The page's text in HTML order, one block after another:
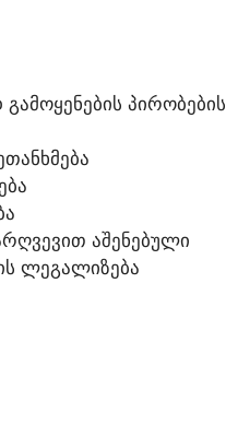
ᲞᲘᲠᲝᲑᲔᲑᲘᲡ
ᲐᲨᲔᲜᲔᲑᲣᲚᲘ
ᲚᲔᲒᲐᲚᲘᲖᲔᲑᲐ